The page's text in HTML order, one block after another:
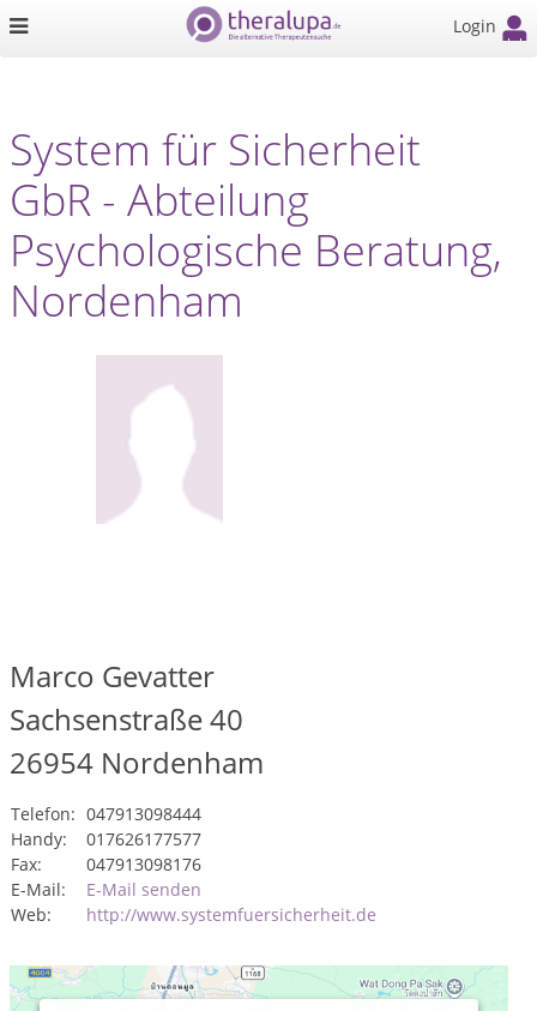
Login
System für Sicherheit
GbR - Abteilung
Psychologische Beratung,
Nordenham
Marco Gevatter
Sachsenstraße 40
26954 Nordenham
Telefon: 047913098444
Handy:
017626177577
Fax:
047913098176
E-Mail:
E-Mail senden
Web:
http://www.systemfuersicherheit.de